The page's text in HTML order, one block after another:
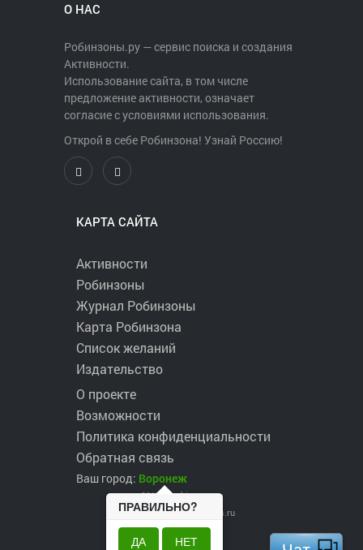
О НАС
Робинзоны.ру — сервис поиска и создания
Активности.
Использование сайта, в том числе
предложение активности, означает
согласие с условиями использования.
Открой в себе Робинзона! Узнай Россию!
КАРТА САЙТА
Активности
Робинзоны
Журнал Робинзоны
Карта Робинзона
Список желаний
Издательство
О проекте
Возможности
Политика конфиденциальности
Обратная связь
Ваш город: Воронеж
ПРАВИЛЬНО?
ДА НЕТ
2017 ©robinzons.ru
robinzons@robinzons.ru